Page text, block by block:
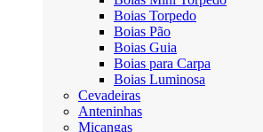
Boias Torpedo
Boias Pão
Boias Guia
Boias para Carpa
Boias Luminosa
Cevadeiras
Anteninhas
Miçangas